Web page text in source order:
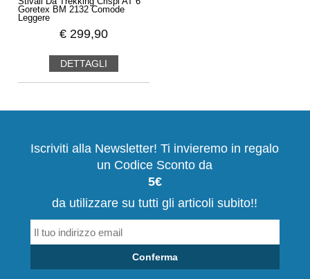
Goretex BM 2132 Comode
Leggere
€ 299,90
DETTAGLI
Iscriviti alla Newsletter! Ti invieremo in regalo
un Codice Sconto da
5€
da utilizzare su tutti gli articoli subito!!
Conferma